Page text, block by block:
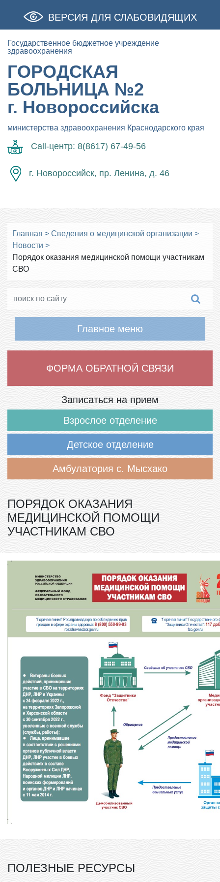
ВЕРСИЯ ДЛЯ СЛАБОВИДЯЩИХ
Государственное бюджетное учреждение
здравоохранения
ГОРОДСКАЯ
БОЛЬНИЦА №2
г. Новороссийска
министерства здравоохранения Краснодарского края
Call-центр: 8(8617) 67-49-56
г. Новороссийск, пр. Ленина, д. 46
Главная > Сведения о медицинской организации >
Новости >
Порядок оказания медицинской помощи участникам
СВО
Главное меню
ФОРМА ОБРАТНОЙ СВЯЗИ
Записаться на прием
Взрослое отделение
Детское отделение
Амбулатория с. Мысхако
ПОРЯДОК ОКАЗАНИЯ
МЕДИЦИНСКОЙ ПОМОЩИ
УЧАСТНИКАМ СВО
ПОЛЕЗНЫЕ РЕСУРСЫ